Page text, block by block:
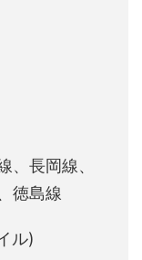
、長岡線、
徳島線
ル)